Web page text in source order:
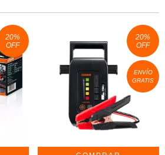
20%
OFF
20%
OFF
ENVÍO
GRATIS